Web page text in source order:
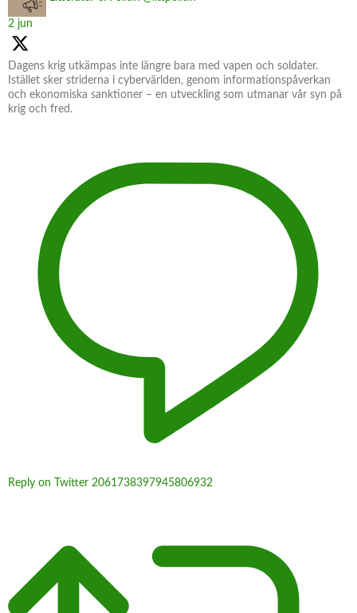
2 jun
Dagens krig utkämpas inte längre bara med vapen och soldater.
Istället sker striderna i cybervärlden, genom informationspåverkan
och ekonomiska sanktioner – en utveckling som utmanar vår syn på
krig och fred.
Reply on Twitter 2061738397945806932